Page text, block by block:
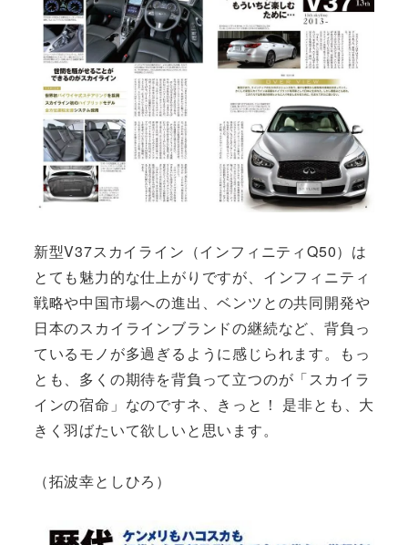
新型V37スカイライン（インフィニティQ50）は
とても魅力的な仕上がりですが、インフィニティ
戦略や中国市場への進出、ベンツとの共同開発や
日本のスカイラインブランドの継続など、背負っ
ているモノが多過ぎるように感じられます。もっ
とも、多くの期待を背負って立つのが「スカイラ
インの宿命」なのですネ、きっと！ 是非とも、大
きく羽ばたいて欲しいと思います。
（拓波幸としひろ）